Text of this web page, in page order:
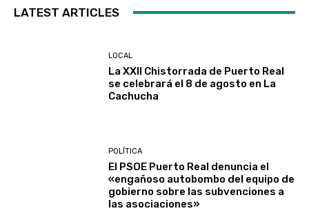
LATEST ARTICLES
LOCAL
La XXII Chistorrada de Puerto Real
se celebrará el 8 de agosto en La
Cachucha
POLÍTICA
El PSOE Puerto Real denuncia el
«engañoso autobombo del equipo de
gobierno sobre las subvenciones a
las asociaciones»